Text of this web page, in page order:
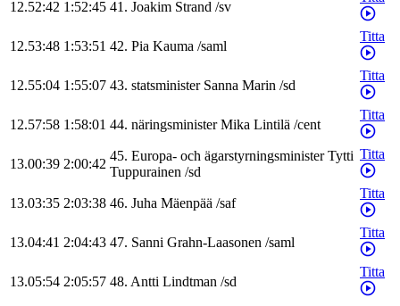
12.52:42 1:52:45 41. Joakim Strand /sv
12.53:48 1:53:51 42. Pia Kauma /saml
Titta
12.55:04 1:55:07 43. statsminister Sanna Marin /sd
Titta
12.57:58 1:58:01 44. näringsminister Mika Lintilä /cent
Titta
13.00:39 2:00:42
45. Europa- och ägarstyrningsminister Tytti
Tuppurainen /sd
Titta
13.03:35 2:03:38 46. Juha Mäenpää /saf
Titta
13.04:41 2:04:43 47. Sanni Grahn-Laasonen /saml
Titta
13.05:54 2:05:57 48. Antti Lindtman /sd
Titta